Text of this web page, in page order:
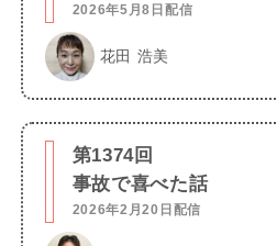
2026年5月8日配信
花田 浩美
第1374回
事故で喜べた話
2026年2月20日配信